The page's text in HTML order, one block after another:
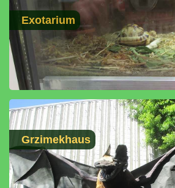
Exotarium
Grzimekhaus